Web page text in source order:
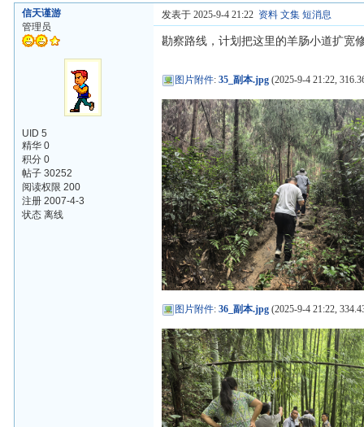
信天谨游
管理员
UID 5
精华 0
积分 0
帖子 30252
阅读权限 200
注册 2007-4-3
状态 离线
发表于 2025-9-4 21:22 资料 文集 短消息
勘察路线，计划把这里的羊肠小道扩宽
图片附件:35_副本.jpg (2025-9-4 21:22,
图片附件:36_副本.jpg (2025-9-4 21:22,